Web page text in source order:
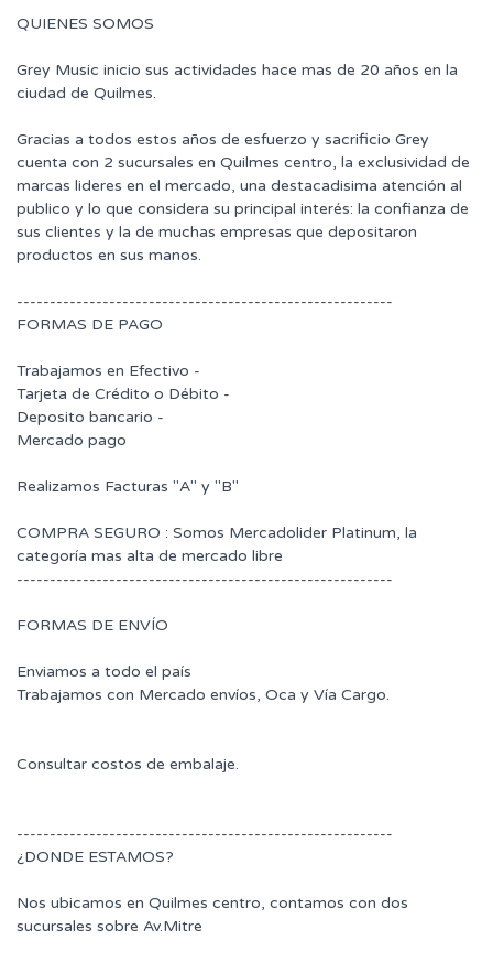
QUIENES SOMOS
Grey Music inicio sus actividades hace mas de 20 años en la
ciudad de Quilmes.
Gracias a todos estos años de esfuerzo y sacrificio Grey
cuenta con 2 sucursales en Quilmes centro, la exclusividad de
marcas lideres en el mercado, una destacadisima atención al
publico y lo que considera su principal interés: la confianza de
sus clientes y la de muchas empresas que depositaron
productos en sus manos.
---------------------------------------------------------
FORMAS DE PAGO
Trabajamos en Efectivo -
Tarjeta de Crédito o Débito -
Deposito bancario -
Mercado pago
Realizamos Facturas "A" y "B"
COMPRA SEGURO : Somos Mercadolider Platinum, la
categoría mas alta de mercado libre
---------------------------------------------------------
FORMAS DE ENVÍO
Enviamos a todo el país
Trabajamos con Mercado envíos, Oca y Vía Cargo.
Consultar costos de embalaje.
---------------------------------------------------------
¿DONDE ESTAMOS?
Nos ubicamos en Quilmes centro, contamos con dos
sucursales sobre Av.Mitre